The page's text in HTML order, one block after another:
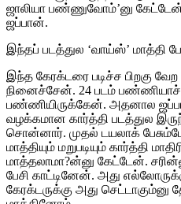
ஜாலியா பண்ணுவோம்’னு
ஜப்பான்.
இந்தப் படத்துல ‘வாய்ஸ்’ மாத்தி
இந்த கேரக்டரை படிச்ச பிறகு
நினைச்சேன். 24 படம்
பண்ணியிருக்கேன். அதனால
வழக்கமான கார்த்தி படத்துல
சொன்னார். முதல் டயலாக்
மாத்தியும் மறுபடியும் கார்த்தி
மாத்தலாமா?ன்னு கேட்டேன்.
பேசி காட்டினேன். அது
கேரக்டருக்கு அது செட்டாகும்னு